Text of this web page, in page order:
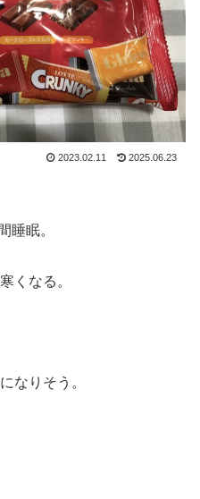
2023.02.11 2025.06.23
睡眠。
くなる。
なりそう。